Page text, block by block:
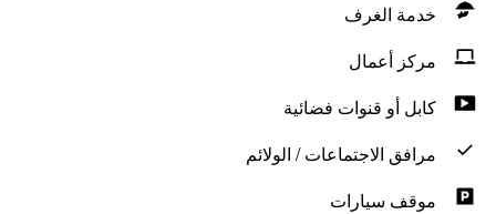
خدمة الغرف
مركز أعمال
كابل أو قنوات فضائية
مرافق الاجتماعات / الولائم
موقف سيارات